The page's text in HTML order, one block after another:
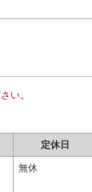
い。
定休日
無休